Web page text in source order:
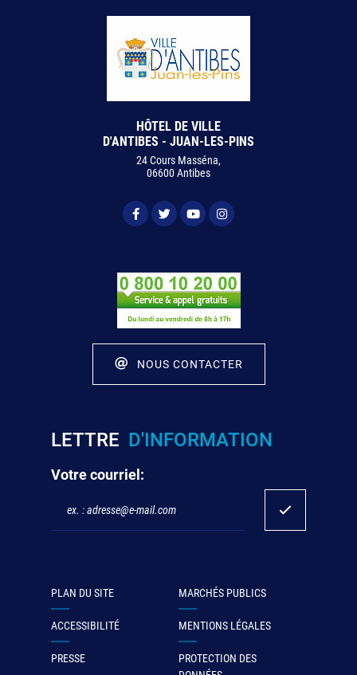
HÔTEL DE VILLE
D'ANTIBES - JUAN-LES-PINS
24 Cours Masséna,
06600 Antibes
NOUS CONTACTER
LETTRE D'INFORMATION
Votre courriel:
PLAN DU SITE MARCHÉS PUBLICS
ACCESSIBILITÉ MENTIONS LÉGALES
PRESSE
PROTECTION DES